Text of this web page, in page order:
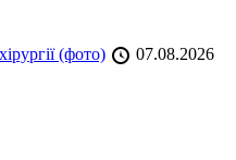
(фото)
07.08.2026